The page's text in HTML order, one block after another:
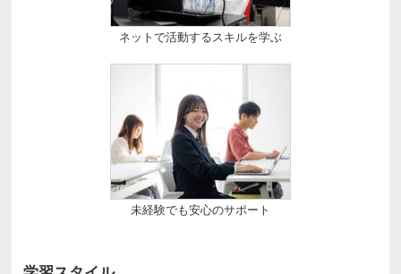
ネットで活動するスキルを学ぶ
未経験でも安心のサポート